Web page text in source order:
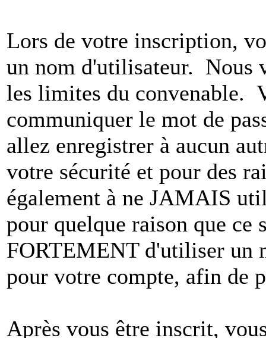
Lors de votre inscription,
un nom d'utilisateur. Nous
les limites du convenable.
communiquer le mot de
allez enregistrer à aucun
votre sécurité et pour des
également à ne JAMAIS
pour quelque raison que
FORTEMENT d'utiliser un
pour votre compte, afin de
Après vous être inscrit,